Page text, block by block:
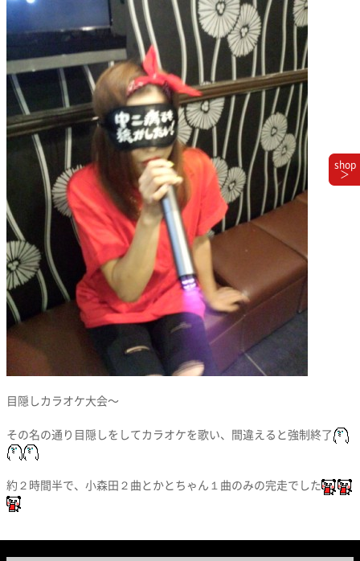
目隠しカラオケ大会〜
その名の通り目隠しをしてカラオケを歌い、間違えると強制終了
約２時間半で、小森田２曲とかとちゃん１曲のみの完走でした
shop
＞